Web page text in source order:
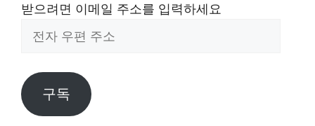
받으려면 이메일 주소를 입력하세요
편
주
구독